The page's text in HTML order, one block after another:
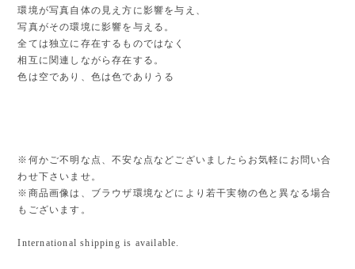
環境が写真自体の見え方に影響を与え、
写真がその環境に影響を与える。
全ては独立に存在するものではなく
相互に関連しながら存在する。
色は空であり、色は色でありうる
※何かご不明な点、不安な点などございましたらお気軽にお問い合
わせ下さいませ。
※商品画像は、ブラウザ環境などにより若干実物の色と異なる場合
もございます。
International shipping is available.